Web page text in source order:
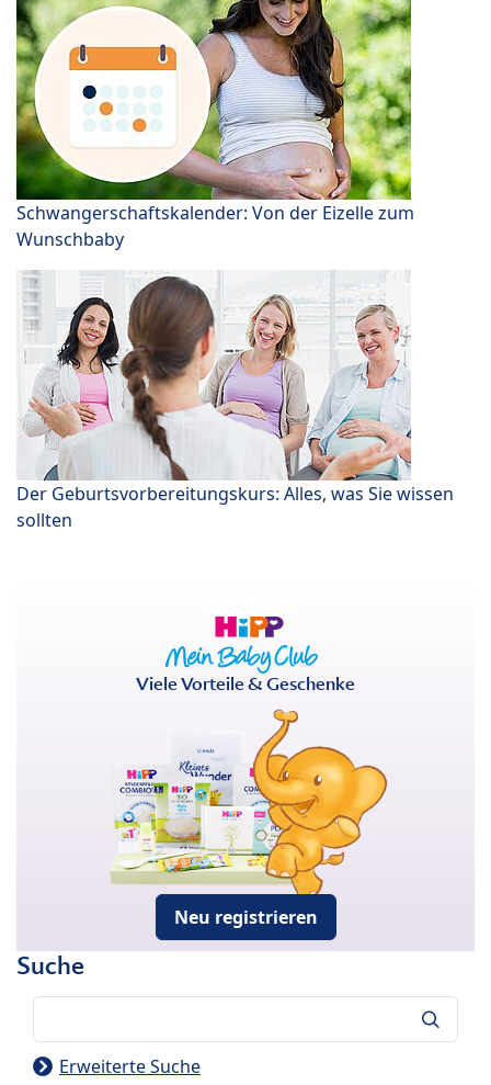
Schwangerschaftskalender: Von der Eizelle zum
Wunschbaby
Der Geburtsvorbereitungskurs: Alles, was Sie wissen
sollten
Viele Vorteile & Geschenke
Neu registrieren
Suche
Erweiterte Suche